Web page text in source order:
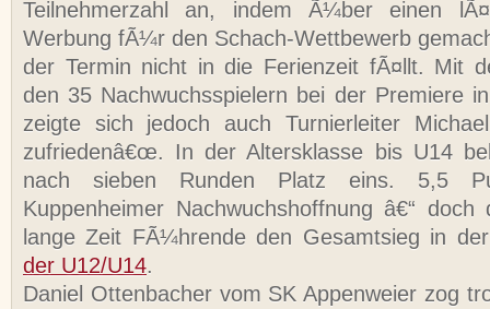
Teilnehmerzahl an, indem Ã¼ber einen
Werbung fÃ¼r den Schach-Wettbewerb
der Termin nicht in die Ferienzeit fÃ¤llt. Mit
den 35 Nachwuchsspielern bei der Premiere
zeigte sich jedoch auch Turnierleiter
zufriedenâ€œ. In der Altersklasse bis U14
nach sieben Runden Platz eins. 5,5
Kuppenheimer Nachwuchshoffnung â€“
lange Zeit FÃ¼hrende den Gesamtsieg in
der U12/U14.
Daniel Ottenbacher vom SK Appenweier zog